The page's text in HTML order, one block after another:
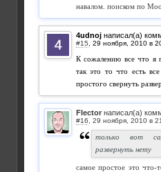
навалом. поиском по
4udnoj написал(а)
#15
К сожалению все что я
так это то что есть
простого свернуть
Flector написал(а)
#16
только вот
развернуть нету
самое простое это что-